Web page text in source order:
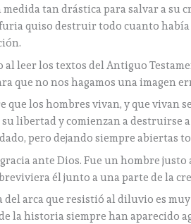
tan drástica para salvar a su
quiso destruir todo cuanto
al leer los textos del Antiguo
que no nos hagamos una imagen
que los hombres vivan, y que vivan
su libertad y comienzan a destruirse
pero dejando siempre abiertas
ante Dios. Fue un hombre
él junto a una parte de la
del arca que resistió al diluvio es
la historia siempre han aparecido